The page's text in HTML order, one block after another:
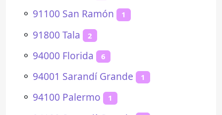
⚬ 91100 San Ramón 1
⚬ 91800 Tala 2
⚬ 94000 Florida 6
⚬ 94001 Sarandí Grande 1
⚬ 94100 Palermo 1